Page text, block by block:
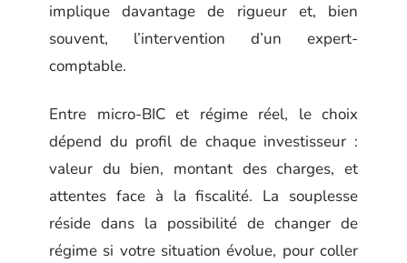
implique davantage de rigueur et, bien
souvent, l’intervention d’un expert-
comptable.
Entre micro-BIC et régime réel, le choix
dépend du profil de chaque investisseur :
valeur du bien, montant des charges, et
attentes face à la fiscalité. La souplesse
réside dans la possibilité de changer de
régime si votre situation évolue, pour coller